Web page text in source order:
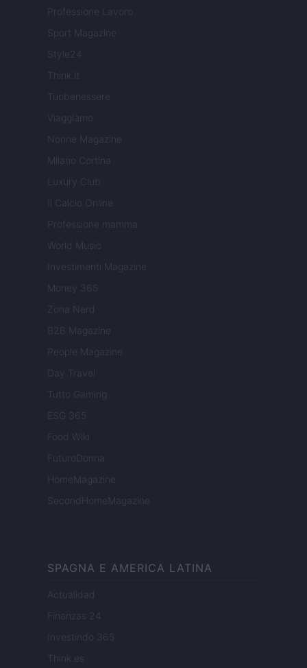
Professione Lavoro
Sport Magazine
Style24
Think.it
Tuobenessere
Viaggiamo
Nonne Magazine
Milano Cortina
Luxury Club
Il Calcio Online
Professione mamma
World Music
Investimenti Magazine
Money 365
Zona Nerd
B2B Magazine
People Magazine
Day Travel
Tutto Gaming
ESG 365
Food Wiki
FuturoDonna
HomeMagazine
SecondHomeMagazine
SPAGNA E AMERICA LATINA
Actualidad
Finanzas 24
Investindo 365
Think.es